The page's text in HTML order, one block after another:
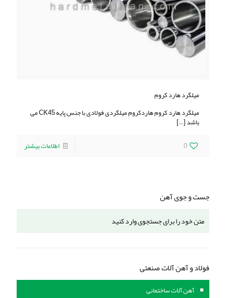
میلگرد هارد کروم
میلگرد هارد کروم هاردكروم ميلگردی فولادی با جنس پايه CK45 می
باشد[…]
0
اطلاعات بیشتر
جست و جوی آهن
فولاد و آهن آلات صنعتی
آهن آلات ساختمانی